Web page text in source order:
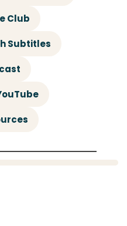
Club
Subtitles